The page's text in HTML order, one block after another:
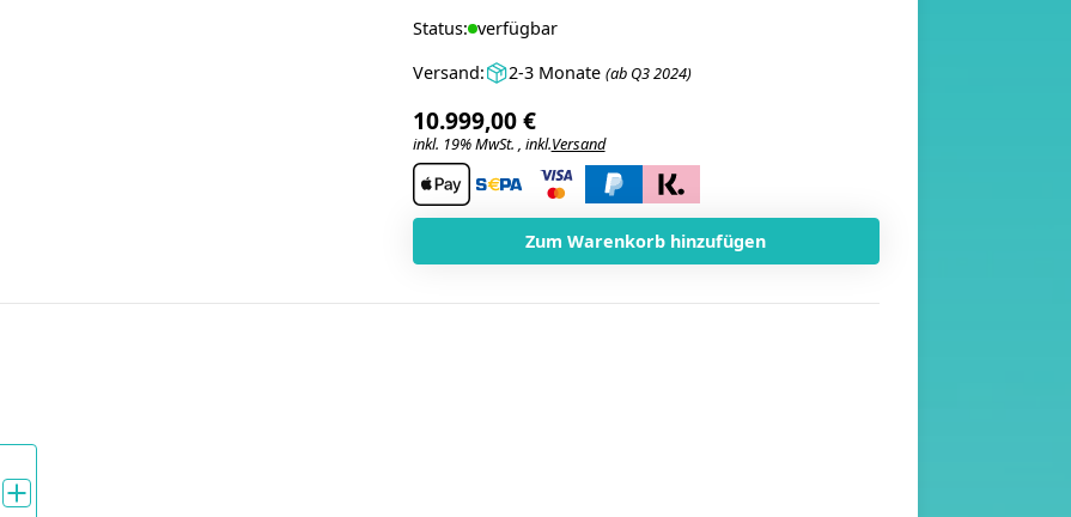
Status: verfügbar
Versand:
2-3 Monate (ab Q3 2024)
10.999,00 €
inkl. 19% MwSt. , inkl.Versand
Zum Warenkorb hinzufügen